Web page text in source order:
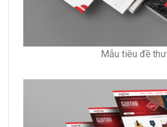
Mẫu tiêu đề thư